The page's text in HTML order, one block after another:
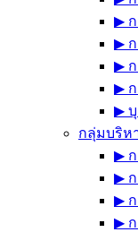
▶︎
▶︎
▶︎
▶︎
▶︎
กลุ่มบริห
▶︎
▶︎ ก
▶︎
▶︎